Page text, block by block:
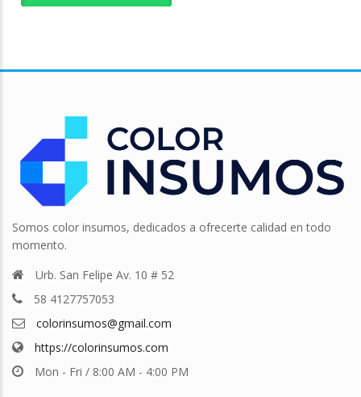
Somos color insumos, dedicados a ofrecerte calidad en todo
momento.
Urb. San Felipe Av. 10 # 52
58 4127757053
colorinsumos@gmail.com
https://colorinsumos.com
Mon - Fri / 8:00 AM - 4:00 PM